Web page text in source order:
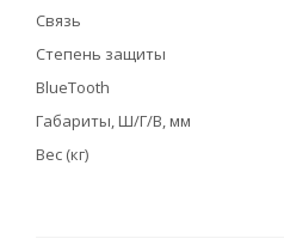
Связь
Степень защиты
BlueTooth
Габариты, Ш/Г/В, мм
Вес (кг)